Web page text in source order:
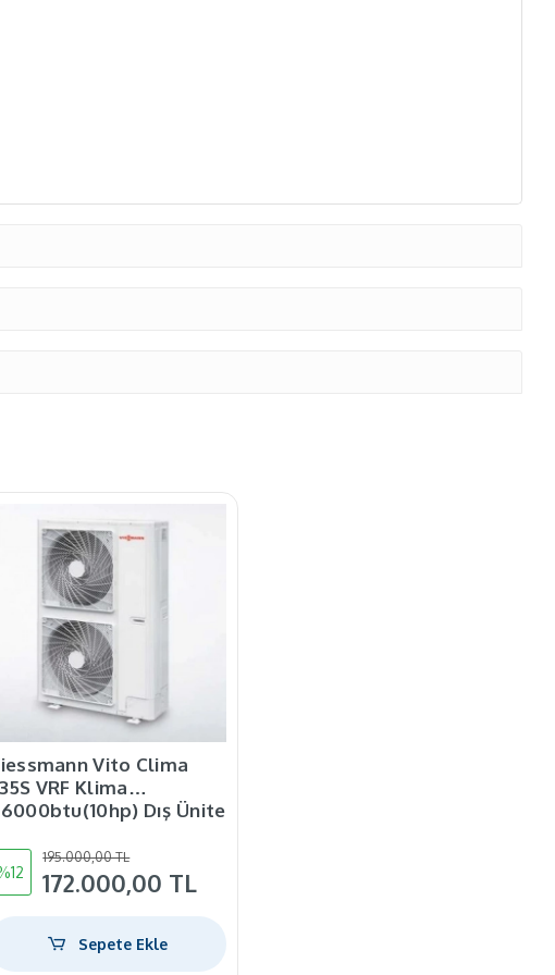
Vito Clima
VRF Klima
Dış Ünite
195.000,00 TL
172.000,00 TL
Sepete Ekle